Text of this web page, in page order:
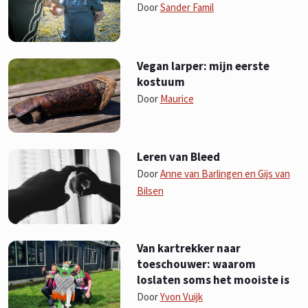
DoorSander Famil
Vegan larper: mijn eerste
kostuum
Door Maurice
Leren van Bleed
DoorAnne van Barlingen en Gijs van
Bilsen
Van kartrekker naar
toeschouwer: waarom
loslaten soms het mooiste is
DoorYvon Vuijk